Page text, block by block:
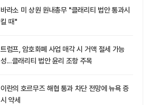
바라소 미 상원 원내총무 "클래리티 법안 통과시
킬 때"
트럼프, 암호화폐 사업 매각 시 거액 절세 가능
성...클래리티 법안 윤리 조항 주목
이란의 호르무즈 해협 통과 차단 전망에 뉴욕 증
시 약세